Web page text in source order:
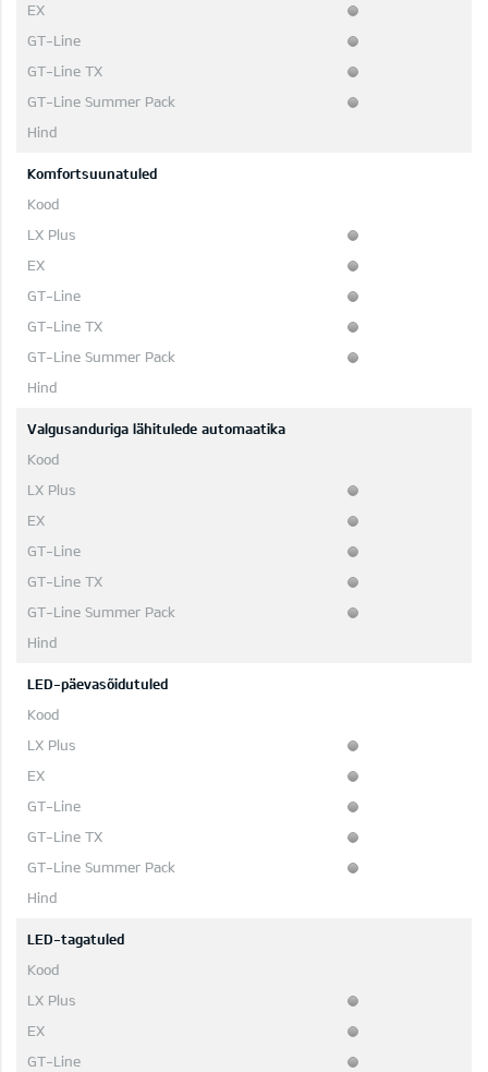
Komfortsuunatuled
Valgusanduriga lähitulede automaatika
LED-päevasõidutuled
LED-tagatuled